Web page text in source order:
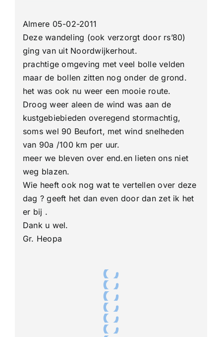
Almere 05-02-2011
Deze wandeling (ook verzorgt door rs’80)
ging van uit Noordwijkerhout.
prachtige omgeving met veel bolle velden
maar de bollen zitten nog onder de grond.
het was ook nu weer een mooie route.
Droog weer aleen de wind was aan de
kustgebiebieden overegend stormachtig,
soms wel 90 Beufort, met wind snelheden
van 90a /100 km per uur.
meer we bleven over end.en lieten ons niet
weg blazen.
Wie heeft ook nog wat te vertellen over deze
dag ? geeft het dan even door dan zet ik het
er bij .
Dank u wel.
Gr. Heopa